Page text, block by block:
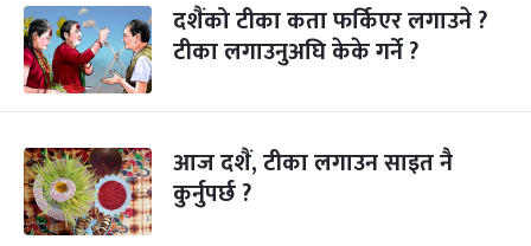
दशैंको टीका कता फर्किएर लगाउने ?
टीका लगाउनुअघि केके गर्ने ?
आज दशैं, टीका लगाउन साइत नै
कुर्नुपर्छ ?